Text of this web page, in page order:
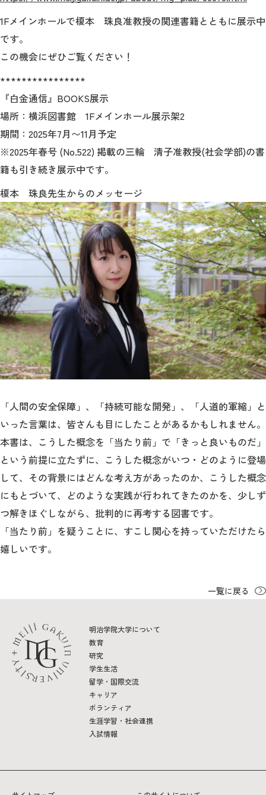
1Fメインホールで榎本 珠良准教授の関連書籍とともに展示中
です。
この機会にぜひご覧ください！
****************
『白金通信』BOOKS展示
場所：横浜図書館 1Fメインホール展示架2
期間：2025年7月〜11月予定
※2025年春号 (No.522) 掲載の三輪 清子准教授(社会学部)の書
籍も引き続き展示中です。
榎本 珠良先生からのメッセージ
「人間の安全保障」、「持続可能な開発」、「人道的軍縮」と
いった言葉は、皆さんも目にしたことがあるかもしれません。
本書は、こうした概念を「当たり前」で「きっと良いものだ」
という前提に立たずに、こうした概念がいつ・どのように登場
して、その背景にはどんな考え方があったのか、こうした概念
にもとづいて、どのような実践が行われてきたのかを、少しず
つ解きほぐしながら、批判的に再考する図書です。
「当たり前」を疑うことに、すこし関心を持っていただけたら
嬉しいです。
一覧に戻る
明治学院大学について
教育
研究
学生生活
留学・国際交流
キャリア
ボランティア
生涯学習・社会連携
入試情報